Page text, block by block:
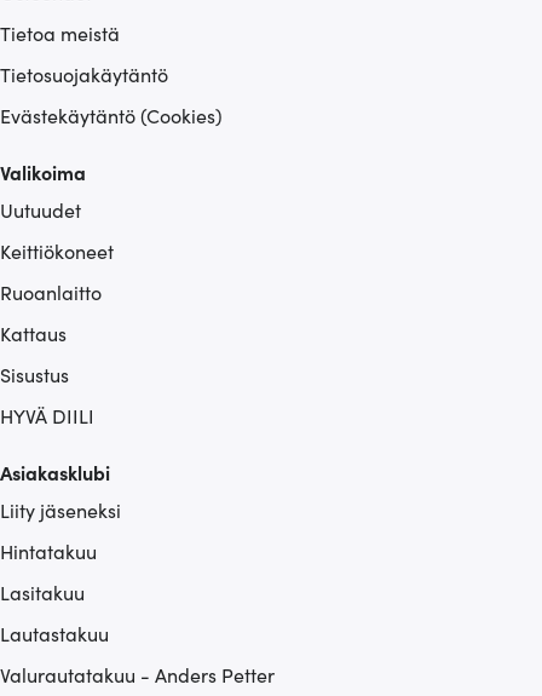
Tietoa meistä
Tietosuojakäytäntö
Evästekäytäntö (Cookies)
Valikoima
Uutuudet
Keittiökoneet
Ruoanlaitto
Kattaus
Sisustus
HYVÄ DIILI
Asiakasklubi
Liity jäseneksi
Hintatakuu
Lasitakuu
Lautastakuu
Valurautatakuu - Anders Petter